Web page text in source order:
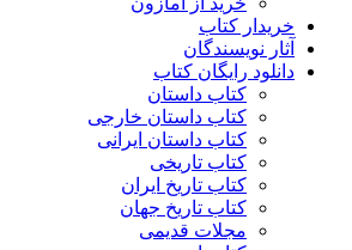
خریدار کتاب
آثار نویسندگان
دانلود رایگان کتاب
کتاب داستان
کتاب داستان خارجی
کتاب داستان ایرانی
کتاب تاریخی
کتاب تاریخ ایران
کتاب تاریخ جهان
مجلات قدیمی